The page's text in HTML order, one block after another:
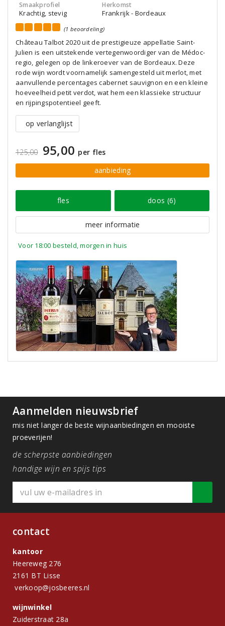
Smaakprofiel
Krachtig, stevig
Herkomst
Frankrijk - Bordeaux
(1 beoordeling)
Château Talbot 2020 uit de prestigieuze appellatie Saint-
Julien is een uitstekende vertegenwoordiger van de Médoc-
regio, gelegen op de linkeroever van de Bordeaux. Deze
rode wijn wordt voornamelijk samengesteld uit merlot, met
aanvullende percentages cabernet sauvignon en een kleine
hoeveelheid petit verdot, wat hem een klassieke structuur
en rijpingspotentieel geeft.
op verlanglijst
125,00 95,00 per fles
aanbieding
fles doos (6)
meer informatie
Voor 18:00 besteld, morgen in huis
Aanmelden nieuwsbrief
mis niet langer de beste wijnaanbiedingen en mooiste
proeverijen!
de scherpste aanbiedingen
handige wijn en spijs tips
contact
kantoor
Heereweg 276
2161 BT Lisse
verkoop@josbeeres.nl
wijnwinkel
Zuiderstraat 28a